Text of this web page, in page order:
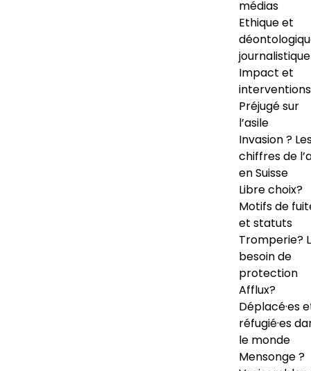
médias
Ethique et
journalistique
Impact et
interventions
Préjugé sur
l’asile
Invasion ?
chiffres de
en Suisse
Libre choix?
Motifs de
et statuts
Tromperie?
besoin de
protection
Afflux?
Déplacé·es
réfugié·es
le monde
Mensonge ?